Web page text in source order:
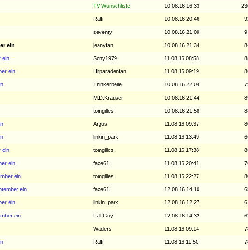
TV Wunschliste 10.08.16 16:33
Ralfi 10.08.16 20:46
seventy 10.08.16 21:09
ein jeanyfan 10.08.16 21:34
ein Sony1979 11.08.16 08:58
ein Hitparadenfan 11.08.16 09:19
Thinkerbelle 10.08.16 22:04
M.D.Krauser 10.08.16 21:44
tomgilles 10.08.16 21:58
Argus 11.08.16 09:37
linkin_park 11.08.16 13:49
ein tomgilles 11.08.16 17:38
ein faxe61 11.08.16 20:41
ein tomgilles 11.08.16 22:27
ein faxe61 12.08.16 14:10
ein linkin_park 12.08.16 12:27
ein Fall Guy 12.08.16 14:32
Waders 11.08.16 09:14
Ralfi 11.08.16 11:50